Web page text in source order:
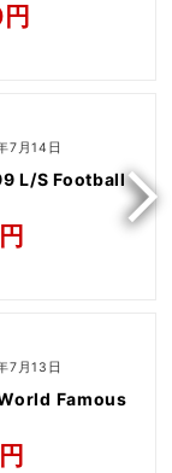
7月14日
L/S Football
7月13日
Famous